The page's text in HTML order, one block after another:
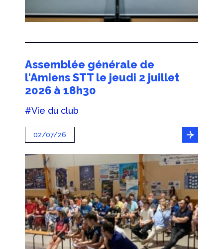
Assemblée générale de
l'Amiens STT le jeudi 2 juillet
2026 à 18h30
#Vie du club
02/07/26